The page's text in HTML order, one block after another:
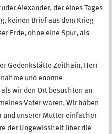
Alexander, der eines Tages
keinen Brief aus dem Krieg
Erde, ohne eine Spur, als
Gedenkstätte Zeithain, Herr
und enorme
wir den Ort besuchten an
Vater waren. Wir haben
und unserer Mutter einfacher
der Ungewissheit über die